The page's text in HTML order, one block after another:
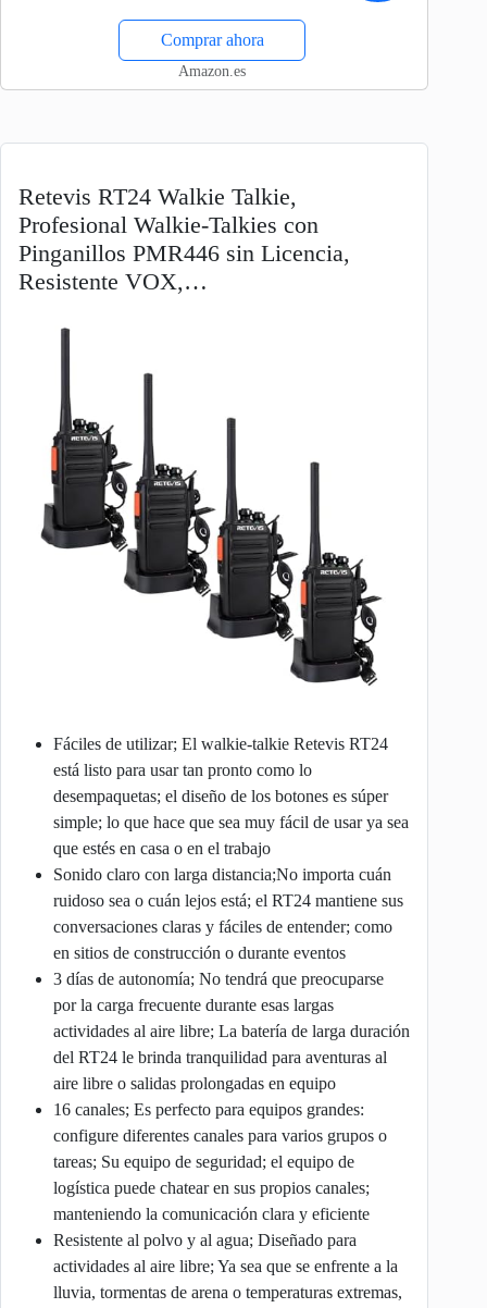
Resistente VOX,
Radiocomunicación de
Largo Alcance con
Comprar ahora
Amazon.es
Retevis RT24 Walkie Talkie,
Profesional Walkie-Talkies con
Pinganillos PMR446 sin Licencia,
Resistente VOX,…
Fáciles de utilizar; El walkie-talkie Retevis RT24
está listo para usar tan pronto como lo
desempaquetas; el diseño de los botones es súper
simple; lo que hace que sea muy fácil de usar ya sea
que estés en casa o en el trabajo
Sonido claro con larga distancia;No importa cuán
ruidoso sea o cuán lejos está; el RT24 mantiene sus
conversaciones claras y fáciles de entender; como
en sitios de construcción o durante eventos
3 días de autonomía; No tendrá que preocuparse
por la carga frecuente durante esas largas
actividades al aire libre; La batería de larga duración
del RT24 le brinda tranquilidad para aventuras al
aire libre o salidas prolongadas en equipo
16 canales; Es perfecto para equipos grandes:
configure diferentes canales para varios grupos o
tareas; Su equipo de seguridad; el equipo de
logística puede chatear en sus propios canales;
manteniendo la comunicación clara y eficiente
Resistente al polvo y al agua; Diseñado para
actividades al aire libre; Ya sea que se enfrente a la
lluvia, tormentas de arena o temperaturas extremas,